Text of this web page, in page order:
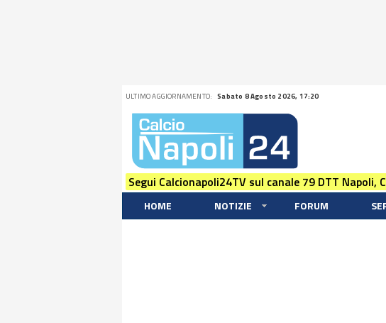
ULTIMO AGGIORNAMENTO: Sabato 8 Agosto 2026, 17:20
Segui Calcionapoli24TV sul canale 79 DTT Napoli,
HOME NOTIZIE FORUM